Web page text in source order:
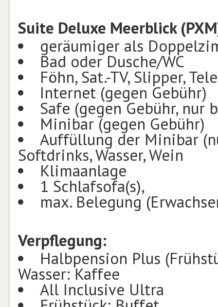
Suite Deluxe Meerblick
geräumiger als
Bad oder Dusche/WC
Föhn, Sat.-TV, Slipper,
Internet (gegen Gebühr)
Safe (gegen Gebühr, nur
Minibar (gegen Gebühr)
Auffüllung der Minibar
Softdrinks, Wasser, Wein
Klimaanlage
1 Schlafsofa(s),
max. Belegung
Verpflegung:
Halbpension Plus
Wasser: Kaffee
All Inclusive Ultra